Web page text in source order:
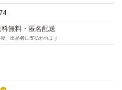
しみたい方
栄養補給したい方
合の
無料・匿名配送
、出品者に支払われます